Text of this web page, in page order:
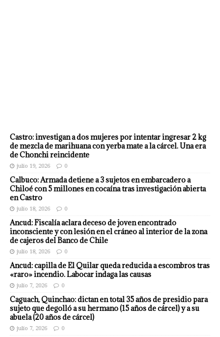
Castro: investigan a dos mujeres por intentar ingresar 2 kg
de mezcla de marihuana con yerba mate a la cárcel. Una era
de Chonchi reincidente
julio 19, 2026 0
Calbuco: Armada detiene a 3 sujetos en embarcadero a
Chiloé con 5 millones en cocaína tras investigación abierta
en Castro
julio 18, 2026 0
Ancud: Fiscalía aclara deceso de joven encontrado
inconsciente y con lesión en el cráneo al interior de la zona
de cajeros del Banco de Chile
julio 18, 2026 0
Ancud: capilla de El Quilar queda reducida a escombros tras
«raro» incendio. Labocar indaga las causas
julio 7, 2026 0
Caguach, Quinchao: dictan en total 35 años de presidio para
sujeto que degolló a su hermano (15 años de cárcel) y a su
abuela (20 años de cárcel)
julio 7, 2026 0